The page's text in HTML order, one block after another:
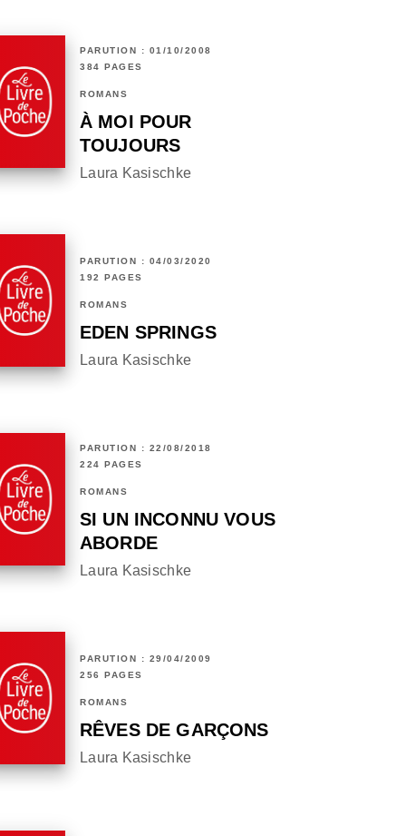
PARUTION : 01/10/2008
384 PAGES
ROMANS
À MOI POUR
TOUJOURS
Laura Kasischke
PARUTION : 04/03/2020
192 PAGES
ROMANS
EDEN SPRINGS
Laura Kasischke
PARUTION : 22/08/2018
224 PAGES
ROMANS
SI UN INCONNU VOUS
ABORDE
Laura Kasischke
PARUTION : 29/04/2009
256 PAGES
ROMANS
RÊVES DE GARÇONS
Laura Kasischke